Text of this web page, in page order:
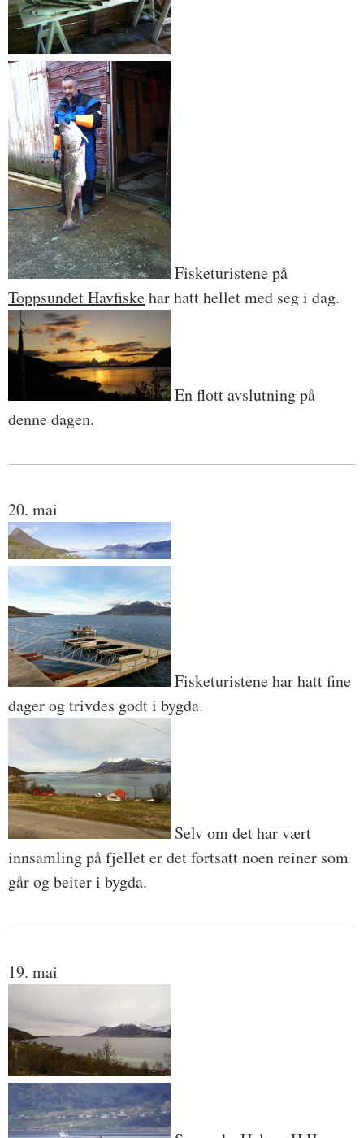
Fisketuristene på
Toppsundet Havfiskehar hatt hellet med seg i dag.
En flott avslutning på
denne dagen.
20. mai
Fisketuristene har hatt fine
dager og trivdes godt i bygda.
Selv om det har vært
innsamling på fjellet er det fortsatt noen reiner som
går og beiter i bygda.
19. mai